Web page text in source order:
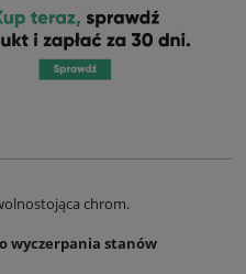
chrom.
wyczerpania stanów